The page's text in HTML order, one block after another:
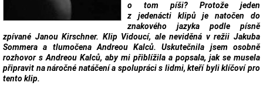
o tom píši? Protože jeden
z jedenácti klipů je natočen do
znakového jazyka podle písně
zpívané Janou Kirschner. Klip Vidoucí, ale neviděná v režii Jakuba
Sommera a tlumočena Andreou Kalců. Uskutečnila jsem osobně
rozhovor s Andreou Kalců, aby mi přiblížila a popsala, jak se musela
připravit na náročné natáčení a spolupráci s lidmi, kteří byli klíčoví pro
tento klip.